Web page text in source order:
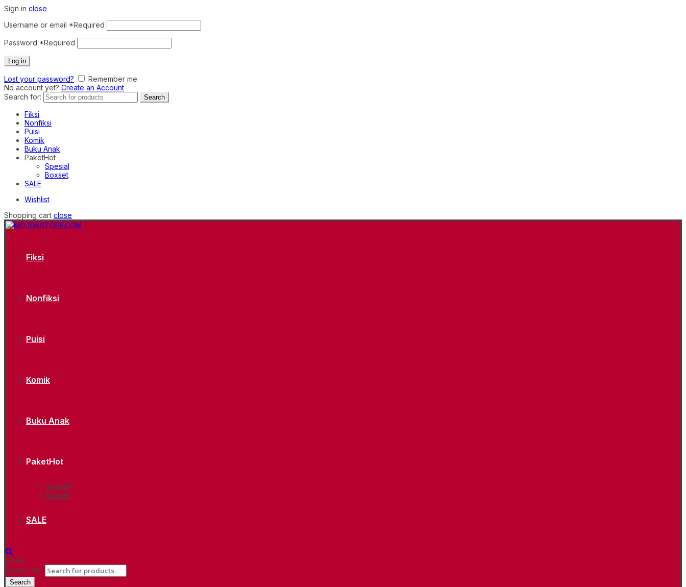
Sign in close
Username or email *Required
Password *Required
Log in
Lost your password?
Remember me
No account yet? Create an Account
Search for:
Search
Fiksi
Nonfiksi
Puisi
Komik
Buku Anak
PaketHot
Spesial
Boxset
SALE
Wishlist
Shopping cart close
Fiksi
Nonfiksi
Puisi
Komik
Buku Anak
PaketHot
Spesial
Boxset
SALE
close
Search for:
Search